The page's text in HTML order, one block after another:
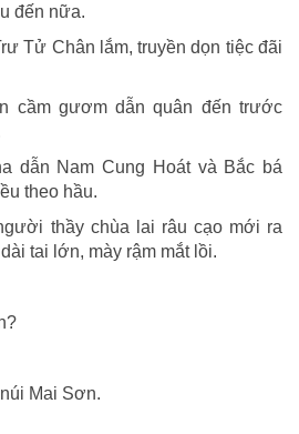
đến nữa.
Tử Chân lắm, truyền dọn tiệc đãi
cầm gươm dẫn quân đến trước
dẫn Nam Cung Hoát và Bắc bá
theo hầu.
thầy chùa lai râu cạo mới ra
tai lớn, mày rậm mắt lồi.
Mai Sơn.